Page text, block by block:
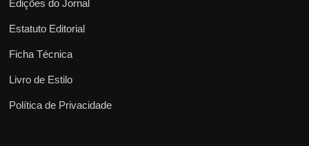
Edições do Jornal
Estatuto Editorial
Ficha Técnica
Livro de Estilo
Política de Privacidade